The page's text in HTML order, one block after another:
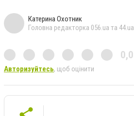
Катерина Охотник
Головна редакторка 056.ua та 44.ua
0,0
Авторизуйтесь, щоб оцінити